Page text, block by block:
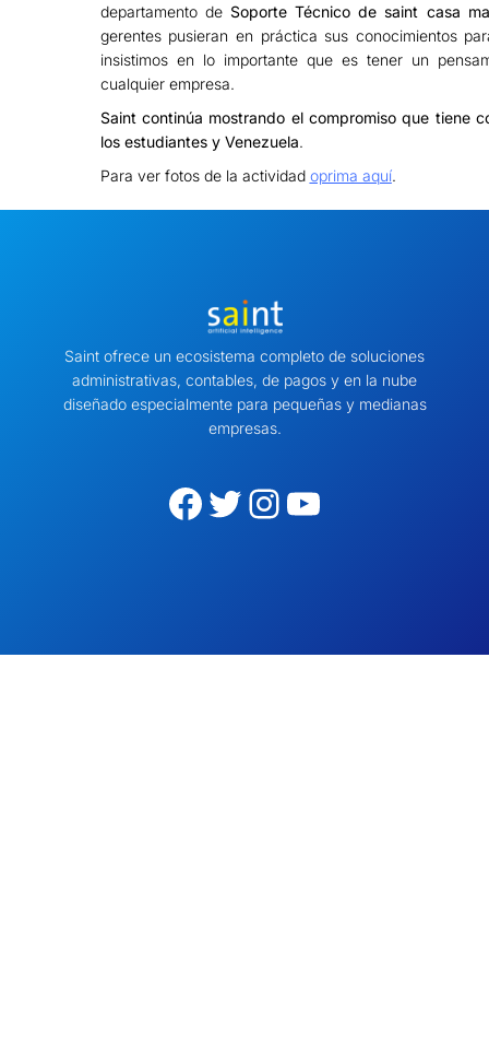
departamento de Soporte Técnico de saint casa
gerentes pusieran en práctica sus conocimientos
insistimos en lo importante que es tener un
cualquier empresa.
Saint continúa mostrando el compromiso que tiene
los estudiantes y Venezuela.
Para ver fotos de la actividad oprima aquí.
Saint ofrece un ecosistema completo de soluciones
administrativas, contables, de pagos y en la nube
diseñado especialmente para pequeñas y medianas
empresas.
Facebook Twitter Instagram YouTube